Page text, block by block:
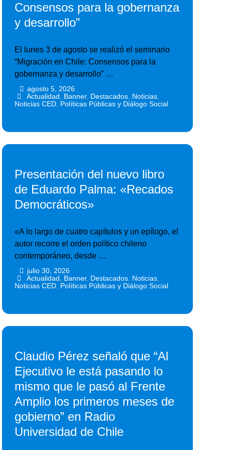
Consensos para la gobernanza
y desarrollo”
El lunes 3 de agosto se realizó el seminario
“Migración en Chile: Consensos para la
gobernanza y desarrollo” …
agosto 5, 2026
Actualidad Banner, Destacados, Noticias,
Noticias CED Políticas Públicas y Diálogo Social
Presentación del nuevo libro
de Eduardo Palma: «Recados
Democráticos»
«A lo largo de cuatro capítulos y un epílogo, el
autor recorre el orden político chileno
contemporáneo, desde …
julio 30, 2026
Actualidad Banner, Destacados, Noticias,
Noticias CED Políticas Públicas y Diálogo Social
Claudio Pérez señaló que “Al
Ejecutivo le está pasando lo
mismo que le pasó al Frente
Amplio los primeros meses de
gobierno” en Radio
Universidad de Chile